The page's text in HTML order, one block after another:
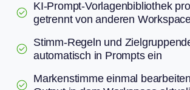
KI-Prompt-Vorlagenbibliothek
getrennt von anderen
Stimm-Regeln und
automatisch in Prompts ein
Markenstimme einmal